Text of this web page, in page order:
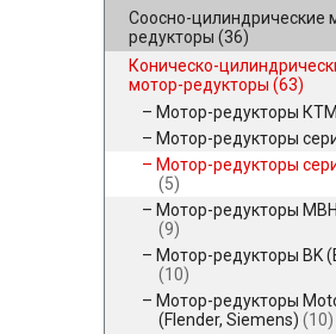
Соосно-цилиндрические
редукторы (36)
Коническо-
мотор-редукторы (63)
Мотор-редукторы КТМ
Мотор-редукторы
Мотор-редукторы
(5)
Мотор-редукторы
(9)
Мотор-редукторы BK
(10)
Мотор-редукторы
(Flender, Siemens) (10)